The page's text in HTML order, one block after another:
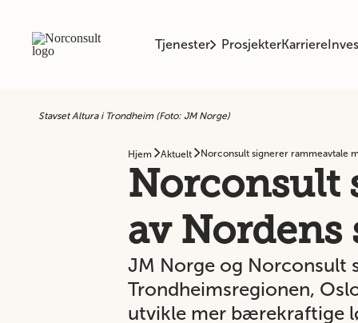
Tjenester ProsjekterKarriere
Stavset Altura i Trondheim (Foto: JM Norge)
Hjem Aktuelt Norconsult signerer rammeavtale
Norconsult
av
JM Norge og Norconsult
Trondheimsregionen,
utvikle mer bærekraftige